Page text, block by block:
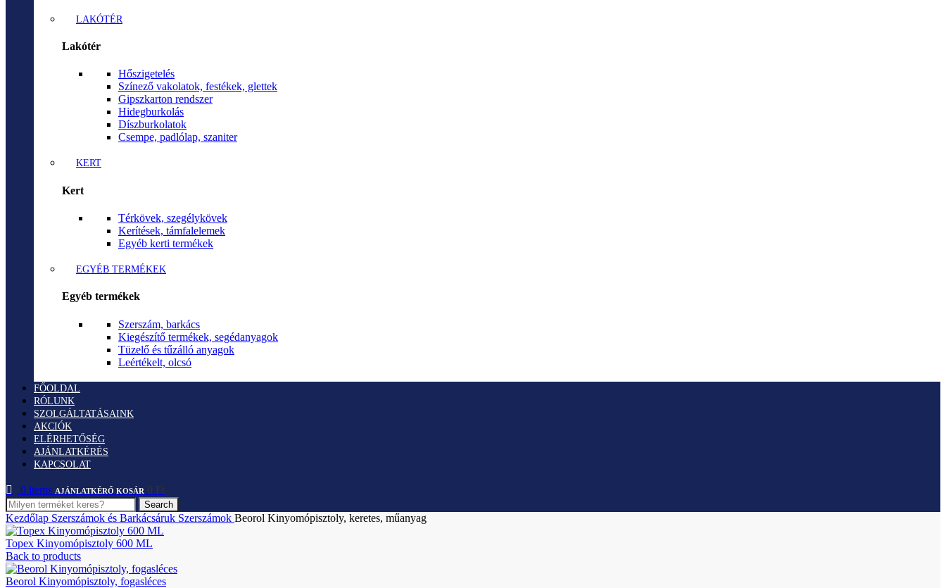
LAKÓTÉR
Lakótér
Hőszigetelés
Színező vakolatok, festékek, glettek
Gipszkarton rendszer
Hidegburkolás
Díszburkolatok
Csempe, padlólap, szaniter
KERT
Kert
Térkövek, szegélykövek
Kerítések, támfalelemek
Egyéb kerti termékek
EGYÉB TERMÉKEK
Egyéb termékek
Szerszám, barkács
Kiegészítő termékek, segédanyagok
Tüzelő és tűzálló anyagok
Leértékelt, olcsó
FŐOLDAL
RÓLUNK
SZOLGÁLTATÁSAINK
AKCIÓK
ELÉRHETŐSÉG
AJÁNLATKÉRÉS
KAPCSOLAT
0 items 0 Ft
Search
Kezdőlap Szerszámok és Barkácsáruk Szerszámok Beorol Kinyomópisztoly, keretes, műanyag
Topex Kinyomópisztoly 600 ML
Back to products
Beorol Kinyomópisztoly, fogasléces